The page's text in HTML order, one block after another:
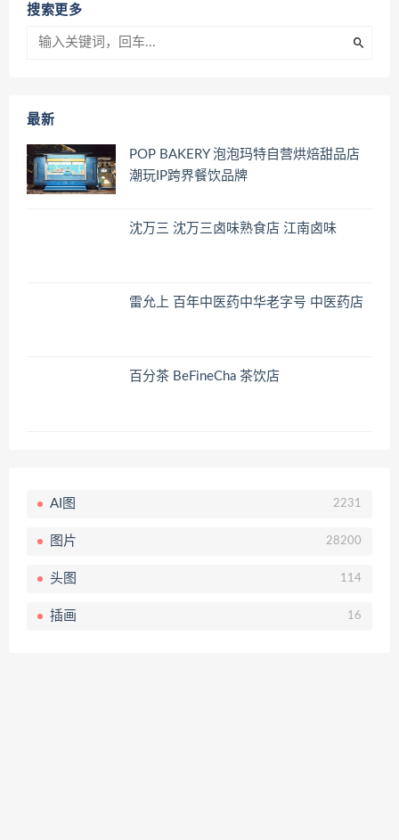
搜索更多
最新
POP BAKERY 泡泡玛特自营烘焙甜品店
潮玩IP跨界餐饮品牌
沈万三 沈万三卤味熟食店 江南卤味
雷允上 百年中医药中华老字号 中医药店
百分茶 BeFineCha 茶饮店
AI图 2231
图片 28200
头图 114
插画 16